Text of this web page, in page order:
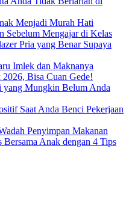
Menjadi Murah Hati
Sebelum Mengajar di Kelas
Pria yang Benar Supaya
Imlek dan Maknanya
Bisa Cuan Gede!
yang Mungkin Belum Anda
Saat Anda Benci Pekerjaan
Penyimpan Makanan
Anak dengan 4 Tips